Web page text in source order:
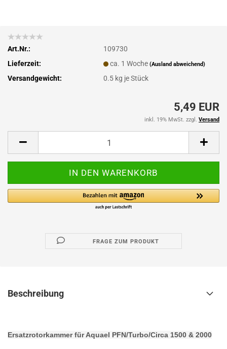
Art.Nr.:
109730
Lieferzeit:
ca. 1 Woche(Ausland abweichend)
Versandgewicht: 0.5 kg je Stück
5,49 EUR
inkl. 19% MwSt. zzgl. Versand
FRAGE ZUM PRODUKT
Beschreibung
Ersatzrotorkammer für Aquael PFN/Turbo/Circa 1500 & 2000